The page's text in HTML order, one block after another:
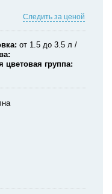
Следить за ценой
от 1.5 до 3.5 л
цветовая группа